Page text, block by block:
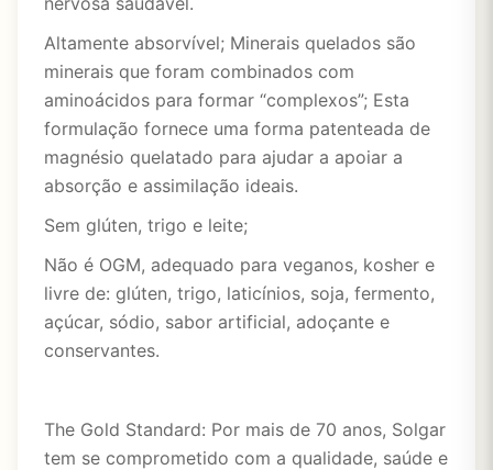
Altamente absorvível; Minerais quelados são
minerais que foram combinados com
aminoácidos para formar “complexos”; Esta
formulação fornece uma forma patenteada de
magnésio quelatado para ajudar a apoiar a
absorção e assimilação ideais.
Sem glúten, trigo e leite;
Não é OGM, adequado para veganos, kosher e
livre de: glúten, trigo, laticínios, soja, fermento,
açúcar, sódio, sabor artificial, adoçante e
conservantes.
The Gold Standard: Por mais de 70 anos, Solgar
tem se comprometido com a qualidade, saúde e